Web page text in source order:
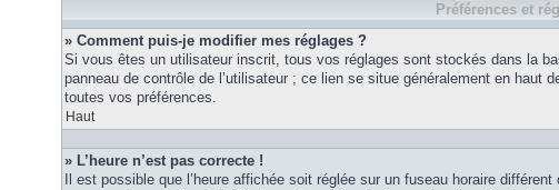
Préférences et
» Comment puis-je modifier mes réglages ?
Si vous êtes un utilisateur inscrit, tous vos réglages sont stockés dans la
panneau de contrôle de l’utilisateur ; ce lien se situe généralement en
toutes vos préférences.
Haut
» L’heure n’est pas correcte !
Il est possible que l’heure affichée soit réglée sur un fuseau horaire